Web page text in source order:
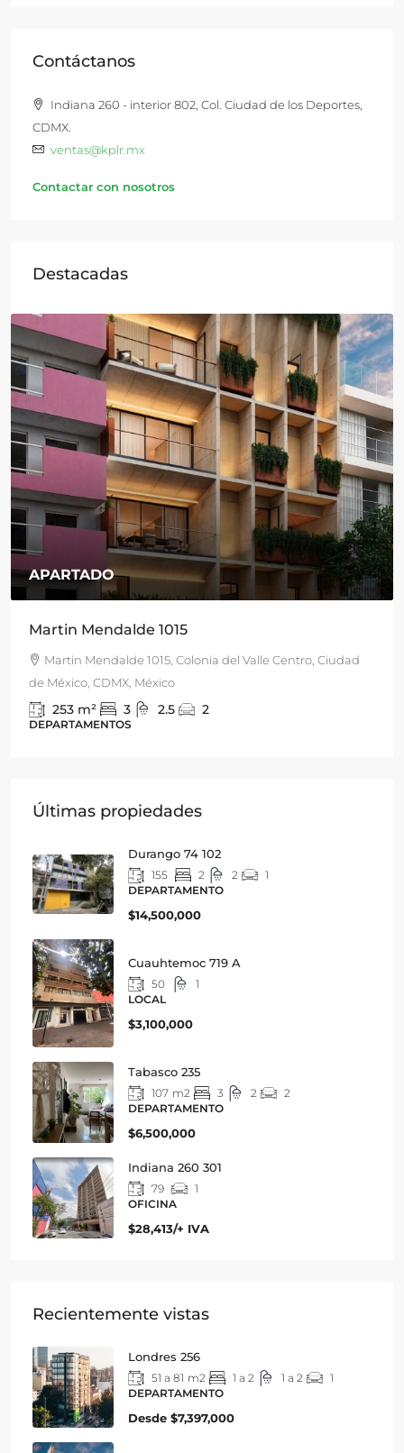
Contáctanos
Indiana 260 - interior 802, Col. Ciudad de los Deportes,
CDMX.
ventas@kplr.mx
Contactar con nosotros
Destacadas
Centro, Ciudad
$15,900,000/MN
San Francisco 1843, Actipan
San Francisco 1843, Actipan, Benito
de México, CDMX, México
330 m2
Últimas propiedades
Durango 74 102
155 2 2
1
DEPARTAMENTO
$14,500,000
Cuauhtemoc 719 A
50
1
LOCAL
$3,100,000
Tabasco 235
107 m2 3 2
2
DEPARTAMENTO
$6,500,000
Indiana 260 301
79
1
OFICINA
$28,413/+ IVA
Recientemente vistas
Londres 256
51 a 81 m2 1 a 2 1 a 2
1
DEPARTAMENTO
Desde $7,397,000